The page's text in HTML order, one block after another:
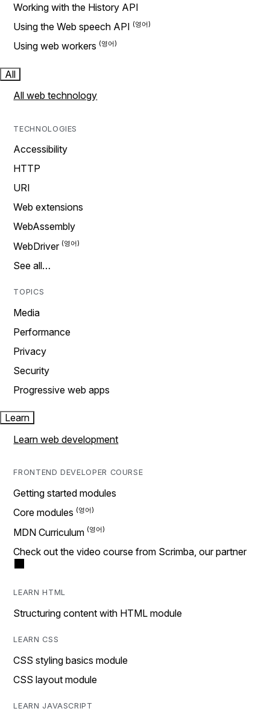
Working with the History API
Using the Web speech API
Using web workers
All
All web technology
TECHNOLOGIES
Accessibility
HTTP
URI
Web extensions
WebAssembly
WebDriver
See all…
TOPICS
Media
Performance
Privacy
Security
Progressive web apps
Learn
Learn web development
FRONTEND DEVELOPER COURSE
Getting started modules
Core modules
MDN Curriculum
Check out the video course from Scrimba, our partner
LEARN HTML
Structuring content with HTML module
LEARN CSS
CSS styling basics module
CSS layout module
LEARN JAVASCRIPT